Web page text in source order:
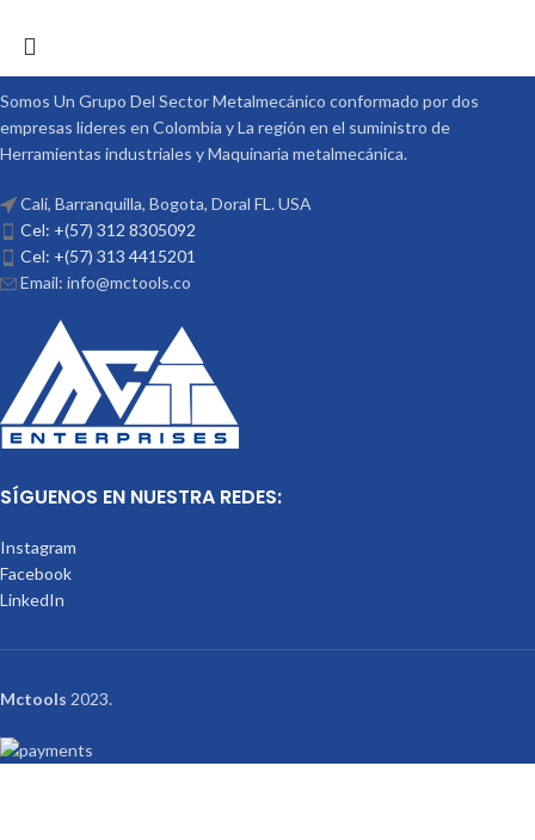
Somos Un Grupo Del Sector Metalmecánico conformado por dos
empresas lideres en Colombia y La región en el suministro de
Herramientas industriales y Maquinaria metalmecánica.
Cali, Barranquilla, Bogota, Doral FL. USA
Cel: +(57) 312 8305092
Cel: +(57) 313 4415201
Email: info@mctools.co
SÍGUENOS EN NUESTRA REDES:
Instagram
Facebook
LinkedIn
Mctools 2023.